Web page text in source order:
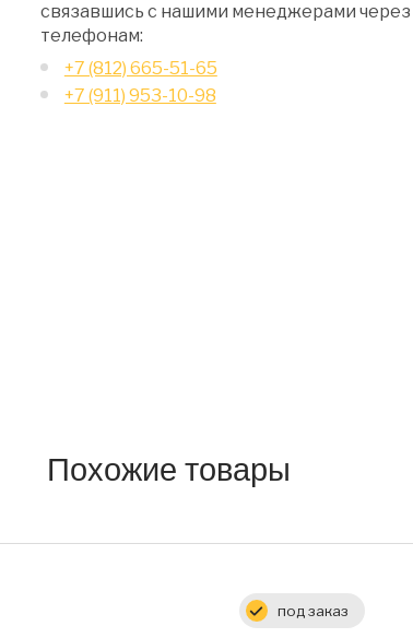
связавшись с нашими менеджерами
телефонам:
+7 (812) 665-51-65
+7 (911) 953-10-98
Похожие товары
под заказ